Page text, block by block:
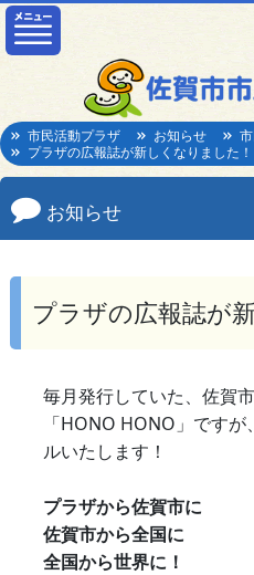
市民活動プラザ お知らせ
プラザの広報誌が新しくなりました！
お知らせ
プラザの広報誌が
毎月発行していた、佐賀
「HONO HONO」です
ルいたします！
プラザから佐賀市に
佐賀市から全国に
全国から世界に！